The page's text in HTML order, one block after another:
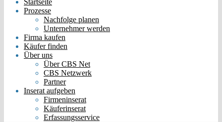
Prozesse
Nachfolge planen
Unternehmer werden
Firma kaufen
Käufer finden
Über uns
Über CBS Net
CBS Netzwerk
Partner
Inserat aufgeben
Firmeninserat
Käuferinserat
Erfassungsservice